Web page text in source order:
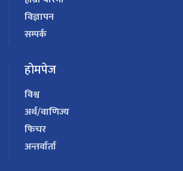
विज्ञापन
सम्पर्क
होमपेज
विश्व
अर्थ/वाणिज्य
फिचर
अन्तर्वार्ता